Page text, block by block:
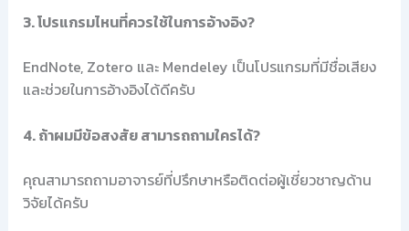
3. โปรแกรมไหนที่ควรใช้ในการอ้างอิง?
EndNote, Zotero และ Mendeley เป็นโปรแกรมที่มีชื่อเสียง
และช่วยในการอ้างอิงได้ดีครับ
4. ถ้าผมมีข้อสงสัย สามารถถามใครได้?
คุณสามารถถามอาจารย์ที่ปรึกษาหรือติดต่อผู้เชี่ยวชาญด้าน
วิจัยได้ครับ